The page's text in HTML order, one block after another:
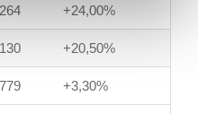
+24,00%
+20,50%
+3,30%